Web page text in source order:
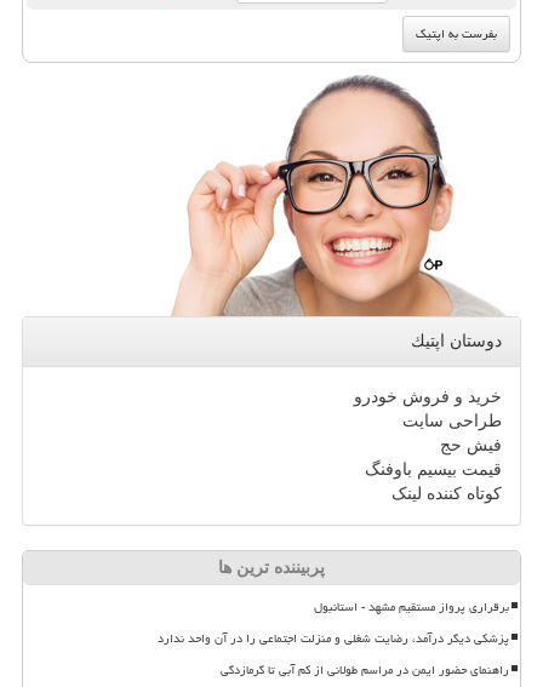
دوستان اپتیك
خرید و فروش خودرو
طراحی سایت
فیش حج
قیمت بیسیم باوفنگ
کوتاه کننده لینک
پربیننده ترین ها
برقراری پرواز مستقیم مشهد - استانبول
پزشکی دیگر درآمد، رضایت شغلی و منزلت اجتماعی را در آن واحد ندارد
راهنمای حضور ایمن در مراسم طولانی از کم آبی تا گرمازدگی